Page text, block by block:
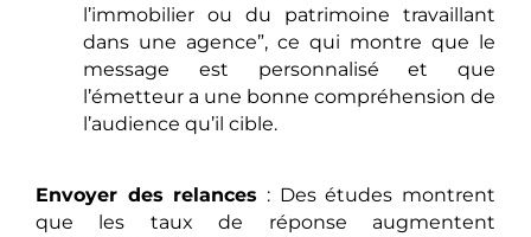
l’immobilier ou du patrimoine travaillant
dans une agence”, ce qui montre que le
message est personnalisé et que
l’émetteur a une bonne compréhension de
l’audience qu’il cible.
Envoyer des relances : Des études montrent
que les taux de réponse augmentent